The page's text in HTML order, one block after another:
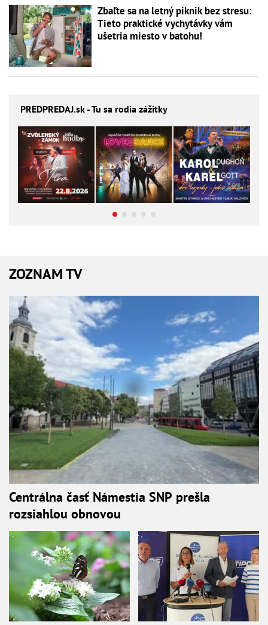
Zbaľte sa na letný piknik bez stresu:
Tieto praktické vychytávky vám
ušetria miesto v batohu!
PREDPREDAJ.sk - Tu sa rodia zážitky
ZOZNAM TV
Centrálna časť Námestia SNP prešla
rozsiahlou obnovou